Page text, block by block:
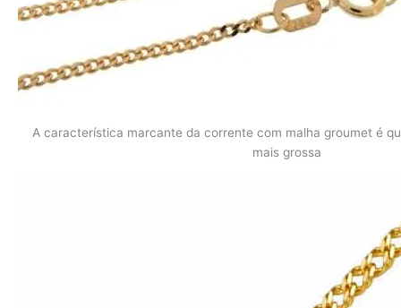
A característica marcante da corrente com malha groumet é
mais grossa